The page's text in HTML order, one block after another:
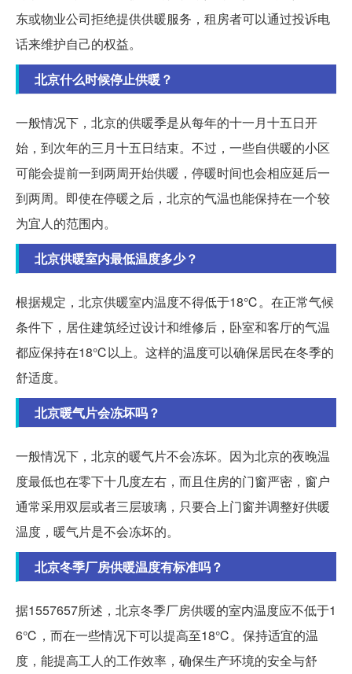
东或物业公司拒绝提供供暖服务，租房者可以通过投诉电
话来维护自己的权益。
北京什么时候停止供暖？
一般情况下，北京的供暖季是从每年的十一月十五日开
始，到次年的三月十五日结束。不过，一些自供暖的小区
可能会提前一到两周开始供暖，停暖时间也会相应延后一
到两周。即使在停暖之后，北京的气温也能保持在一个较
为宜人的范围内。
北京供暖室内最低温度多少？
根据规定，北京供暖室内温度不得低于18℃。在正常气候
条件下，居住建筑经过设计和维修后，卧室和客厅的气温
都应保持在18℃以上。这样的温度可以确保居民在冬季的
舒适度。
北京暖气片会冻坏吗？
一般情况下，北京的暖气片不会冻坏。因为北京的夜晚温
度最低也在零下十几度左右，而且住房的门窗严密，窗户
通常采用双层或者三层玻璃，只要合上门窗并调整好供暖
温度，暖气片是不会冻坏的。
北京冬季厂房供暖温度有标准吗？
据1557657所述，北京冬季厂房供暖的室内温度应不低于1
6℃，而在一些情况下可以提高至18℃。保持适宜的温
度，能提高工人的工作效率，确保生产环境的安全与舒